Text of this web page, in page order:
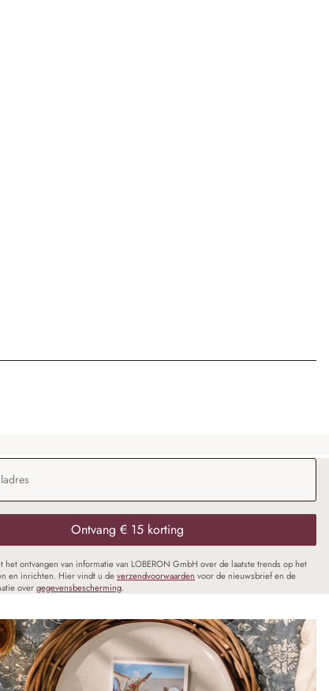
Ontvang € 15 korting
het ontvangen van informatie van LOBERON GmbH over de laatste trends op het
en inrichten. Hier vindt u deverzendvoorwaarden voor de nieuwsbrief en de
overgegevensbescherming.